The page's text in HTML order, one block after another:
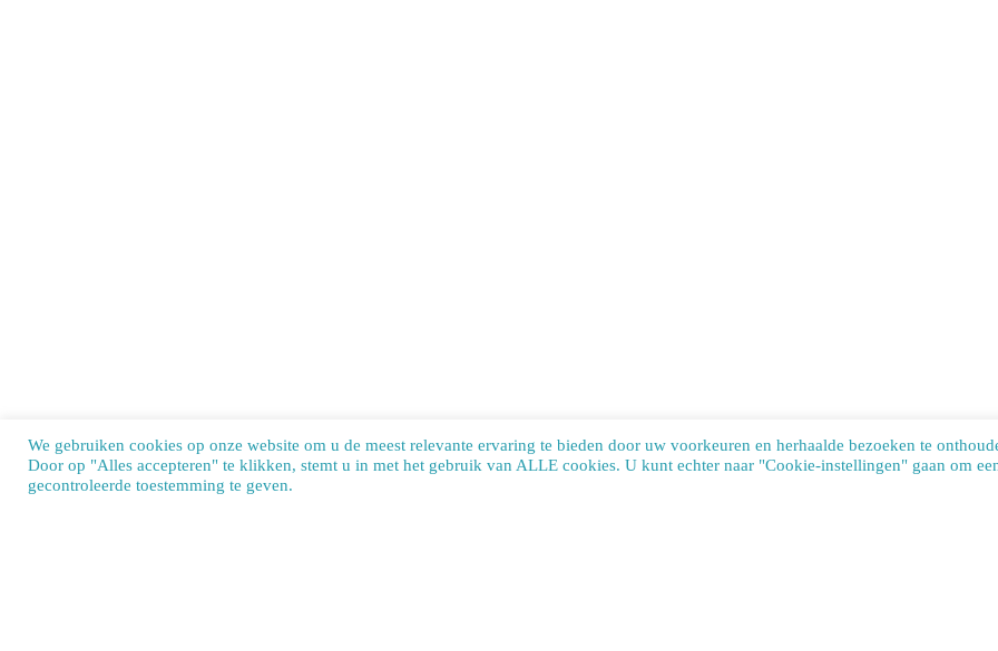
We gebruiken cookies op onze website om u de meest relevante ervaring te bieden door uw voorkeuren en herhaalde bezoeken te
Door op "Alles accepteren" te klikken, stemt u in met het gebruik van ALLE cookies. U kunt echter naar "Cookie-instellingen" gaan om
gecontroleerde toestemming te geven.
Our site uses cookies. Learn more about our use of cookies:cookie policy